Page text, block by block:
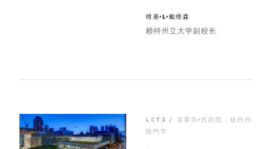
维基·L·戴维森
赖特州立大学副校长
LCT3 / 克莱尔·托剧院，纽约州
纽约市